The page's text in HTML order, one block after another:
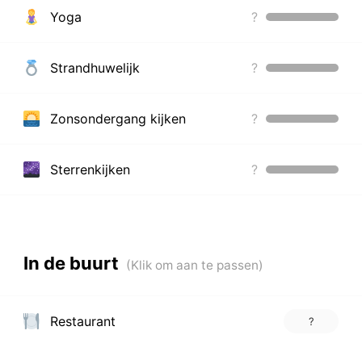
Yoga ?
Strandhuwelijk ?
Zonsondergang kijken ?
Sterrenkijken ?
In de buurt
Restaurant ?